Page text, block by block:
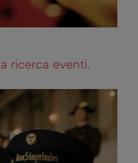
ricerca eventi.